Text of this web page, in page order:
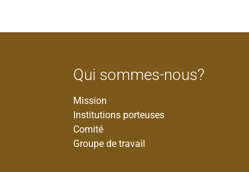
Qui sommes-nous?
Mission
Institutions porteuses
Comité
Groupe de travail